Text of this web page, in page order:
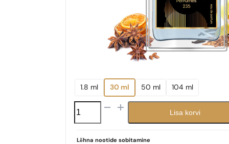
1.8 ml 30 ml 50 ml 104 ml
235
kogus
Lisa korvi
Lõhna nootide sobitamine